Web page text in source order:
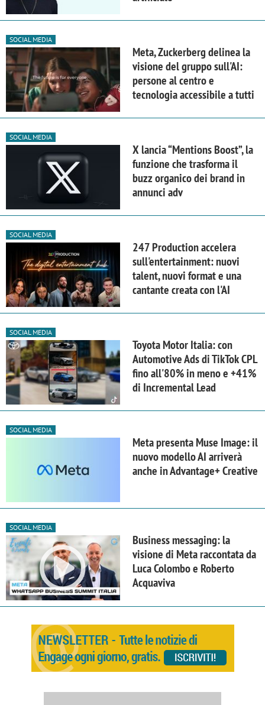
SOCIAL MEDIA
Meta, Zuckerberg delinea la
visione del gruppo sull'AI:
persone al centro e
tecnologia accessibile a tutti
SOCIAL MEDIA
X lancia “Mentions Boost”, la
funzione che trasforma il
buzz organico dei brand in
annunci adv
SOCIAL MEDIA
247 Production accelera
sull'entertainment: nuovi
talent, nuovi format e una
cantante creata con l'AI
SOCIAL MEDIA
Toyota Motor Italia: con
Automotive Ads di TikTok CPL
fino all'80% in meno e +41%
di Incremental Lead
SOCIAL MEDIA
Meta presenta Muse Image: il
nuovo modello AI arriverà
anche in Advantage+ Creative
SOCIAL MEDIA
Business messaging: la
visione di Meta raccontata da
Luca Colombo e Roberto
Acquaviva